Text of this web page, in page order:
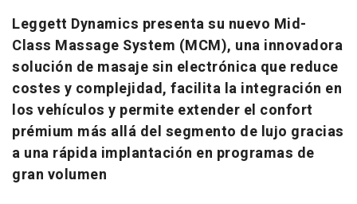
Leggett Dynamics presenta su nuevo Mid-
Class Massage System (MCM), una innovadora
solución de masaje sin electrónica que reduce
costes y complejidad, facilita la integración en
los vehículos y permite extender el confort
prémium más allá del segmento de lujo gracias
a una rápida implantación en programas de
gran volumen